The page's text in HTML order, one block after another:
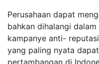
Perusahaan dapat
bahkan dihalangi
kampanye anti-
yang paling nyata
pertambangan di